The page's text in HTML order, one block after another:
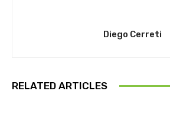
Diego Cerreti
RELATED ARTICLES